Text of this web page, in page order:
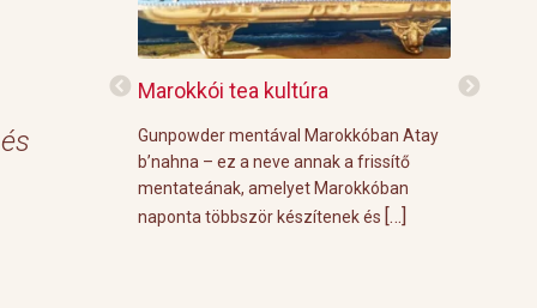
3 g Demmers
Marokkói tea kultúra
Gunpowder mentával Marokkóban Atay
b’nahna – ez a neve annak a frissítő
mentateának, amelyet Marokkóban
naponta többször készítenek és […]
Grillre